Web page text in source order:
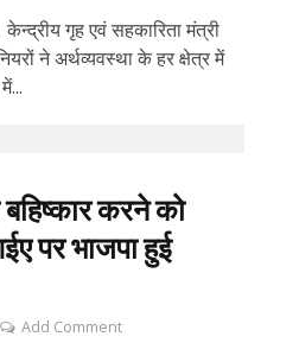
गृह एवं सहकारिता मंत्री
ने अर्थव्यवस्था के हर क्षेत्र में
करने को
पर भाजपा हुई
Add Comment